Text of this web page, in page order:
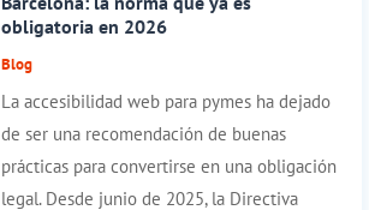
obligatoria en 2026
Blog
La accesibilidad web para pymes ha dejado
de ser una recomendación de buenas
prácticas para convertirse en una obligación
legal. Desde junio de 2025, la Directiva